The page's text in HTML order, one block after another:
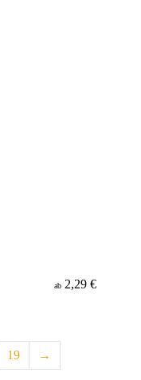
ab 2,29 €
19 →